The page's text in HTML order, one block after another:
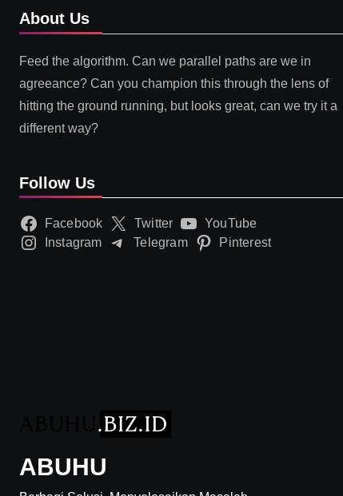
About Us
Feed the algorithm. Can we parallel paths are we in
agreeance? Can you champion this through the lens of
hitting the ground running, but looks great, can we try it a
different way?
Follow Us
Facebook Twitter
YouTube
Instagram
Telegram Pinterest
ABUHU